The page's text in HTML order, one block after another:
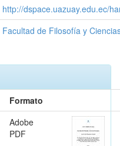
http://dspace.uazuay.edu.ec/
Facultad de Filosofía y
Formato
Adobe
PDF